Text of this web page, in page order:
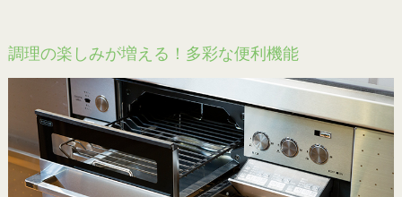
調理の楽しみが増える！多彩な便利機能